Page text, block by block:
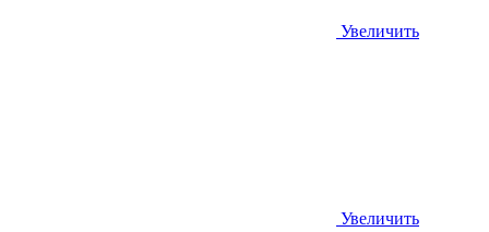
Увеличить
Увеличить